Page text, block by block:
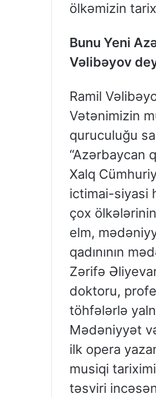
ölkəmizin
Bunu Yeni
Vəlibəyov
Ramil
Vətənimizin
quruculuğu
“Azərbaycan
Xalq
ictimai-siyasi
çox
elm,
qadınının
Zərifə
doktoru,
töhfələrlə
Mədəniyyət
ilk opera
musiqi
təsviri